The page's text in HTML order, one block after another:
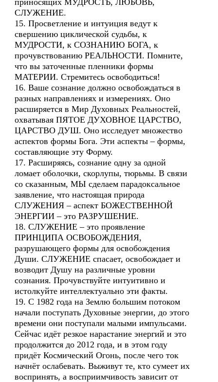
приносящих МУДРОСТЬ, ЛЮБОВЬ,
СЛУЖЕНИЕ.
15. Просветление и интуиция ведут к
свершению циклической судьбы, к
МУДРОСТИ, к СОЗНАНИЮ БОГА, к
прочувствованию РЕАЛЬНОСТИ. Помните,
что вы заточенные пленники формы
МАТЕРИИ. Стремитесь освободиться!
16. Ваше сознание должно освобождаться в
разных направлениях и измерениях. Оно
расширяется в Мир Духовных Реальностей,
охватывая ПЯТОЕ ДУХОВНОЕ ЦАРСТВО,
ЦАРСТВО ДУШ. Оно исследует множество
аспектов формы Бога. Эти аспекты – формы,
составляющие эту Форму.
17. Расширяясь, сознание одну за одной
ломает оболочки, скорлупы, тюрьмы. В связи
со сказанным, МЫ сделаем парадоксальное
заявление, что настоящая природа
СЛУЖЕНИЯ – аспект БОЖЕСТВЕННОЙ
ЭНЕРГИИ – это РАЗРУШЕНИЕ.
18. СЛУЖЕНИЕ – это проявление
ПРИНЦИПА ОСВОБОЖДЕНИЯ,
разрушающего формы для освобождения
Души. СЛУЖЕНИЕ спасает, освобождает и
возводит Душу на различные уровни
сознания. Прочувствуйте интуитивно и
истолкуйте интеллектуально эти факты.
19. С 1982 года на Землю большим потоком
начали поступать Духовные энергии, до этого
времени они поступали малыми импульсами.
Сейчас идёт резкое нарастание энергий и это
продолжится до 2012 года, и в этом году
придёт Космический Огонь, после чего ток
начнёт ослабевать. Выживут те, кто сумеет их
воспринять, а восприимчивость зависит от